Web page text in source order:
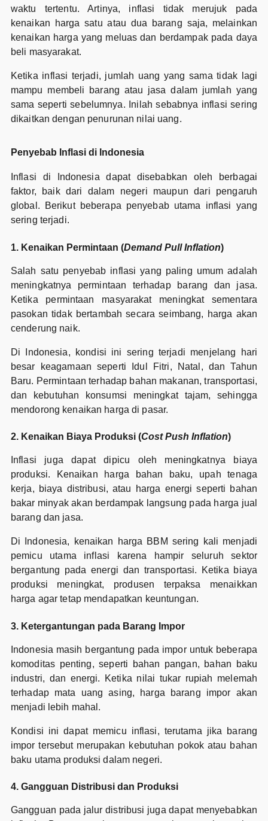
waktu tertentu. Artinya, inflasi tidak merujuk pada
kenaikan harga satu atau dua barang saja, melainkan
kenaikan harga yang meluas dan berdampak pada daya
beli masyarakat.
Ketika inflasi terjadi, jumlah uang yang sama tidak lagi
mampu membeli barang atau jasa dalam jumlah yang
sama seperti sebelumnya. Inilah sebabnya inflasi sering
dikaitkan dengan penurunan nilai uang.
Penyebab Inflasi di Indonesia
Inflasi di Indonesia dapat disebabkan oleh berbagai
faktor, baik dari dalam negeri maupun dari pengaruh
global. Berikut beberapa penyebab utama inflasi yang
sering terjadi.
1. Kenaikan Permintaan (Demand Pull Inflation)
Salah satu penyebab inflasi yang paling umum adalah
meningkatnya permintaan terhadap barang dan jasa.
Ketika permintaan masyarakat meningkat sementara
pasokan tidak bertambah secara seimbang, harga akan
cenderung naik.
Di Indonesia, kondisi ini sering terjadi menjelang hari
besar keagamaan seperti Idul Fitri, Natal, dan Tahun
Baru. Permintaan terhadap bahan makanan, transportasi,
dan kebutuhan konsumsi meningkat tajam, sehingga
mendorong kenaikan harga di pasar.
2. Kenaikan Biaya Produksi (Cost Push Inflation)
Inflasi juga dapat dipicu oleh meningkatnya biaya
produksi. Kenaikan harga bahan baku, upah tenaga
kerja, biaya distribusi, atau harga energi seperti bahan
bakar minyak akan berdampak langsung pada harga jual
barang dan jasa.
Di Indonesia, kenaikan harga BBM sering kali menjadi
pemicu utama inflasi karena hampir seluruh sektor
bergantung pada energi dan transportasi. Ketika biaya
produksi meningkat, produsen terpaksa menaikkan
harga agar tetap mendapatkan keuntungan.
3. Ketergantungan pada Barang Impor
Indonesia masih bergantung pada impor untuk beberapa
komoditas penting, seperti bahan pangan, bahan baku
industri, dan energi. Ketika nilai tukar rupiah melemah
terhadap mata uang asing, harga barang impor akan
menjadi lebih mahal.
Kondisi ini dapat memicu inflasi, terutama jika barang
impor tersebut merupakan kebutuhan pokok atau bahan
baku utama produksi dalam negeri.
4. Gangguan Distribusi dan Produksi
Gangguan pada jalur distribusi juga dapat menyebabkan